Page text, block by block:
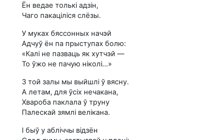
Ён ведае толькі адзін,
Чаго пакаціліся слёзы.
У муках бяссонных начэй
Адчуў ён па прыступах болю:
«Калі не пазваць як хутчэй —
To ўжо не пачую ніколі...»
З той залы мы выйшлі ў вясну.
А летам, для ўсіх нечакана,
Хвароба паклала ў труну
Палескай зямлі велікана.
I быў у абліччы відзён